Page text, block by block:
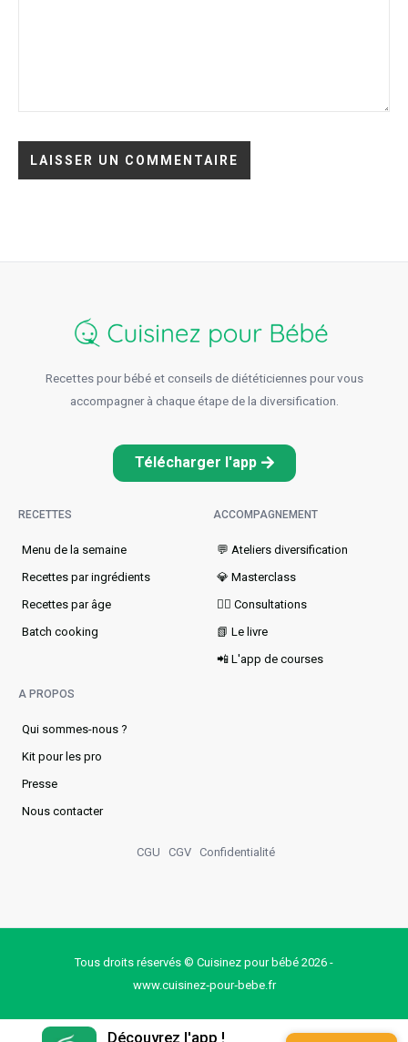
Recettes pour bébé et conseils de diététiciennes pour vous
accompagner à chaque étape de la diversification.
Télécharger l'app
RECETTES
Menu de la semaine​
Recettes par ingrédients
Recettes par âge
Batch cooking
ACCOMPAGNEMENT
💬 Ateliers diversification
💎 Masterclass
👩‍⚕️ Consultations
📗 Le livre
📲 L'app de courses
A PROPOS
Qui sommes-nous ?
Kit pour les pro
Presse
Nous contacter
CGU CGV Confidentialité
Tous droits réservés © Cuisinez pour bébé 2026 -
www.cuisinez‑pour‑bebe.fr
Découvrez l'app !